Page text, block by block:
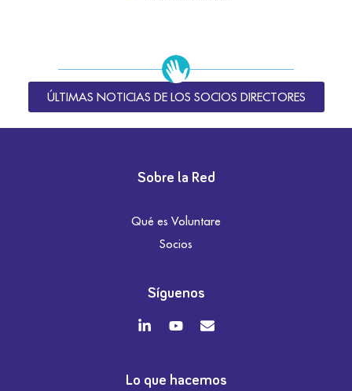
ÚLTIMAS NOTICIAS DE LOS SOCIOS DIRECTORES
Sobre la Red
Qué es Voluntare
Socios
Síguenos
Lo que hacemos